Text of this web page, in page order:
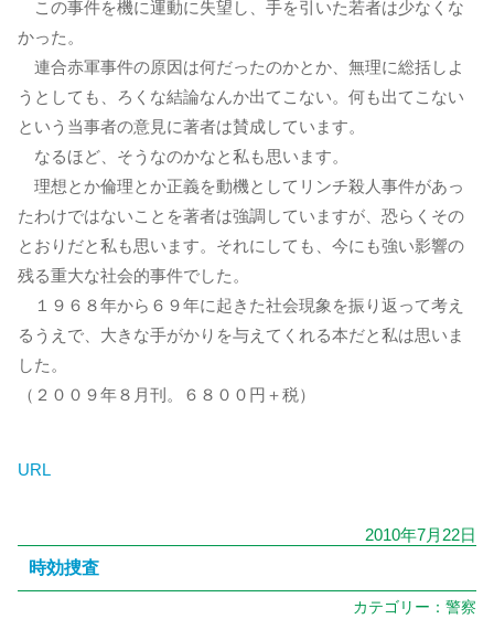
この事件を機に運動に失望し、手を引いた若者は少なくな
かった。
連合赤軍事件の原因は何だったのかとか、無理に総括しよ
うとしても、ろくな結論なんか出てこない。何も出てこない
という当事者の意見に著者は賛成しています。
なるほど、そうなのかなと私も思います。
理想とか倫理とか正義を動機としてリンチ殺人事件があっ
たわけではないことを著者は強調していますが、恐らくその
とおりだと私も思います。それにしても、今にも強い影響の
残る重大な社会的事件でした。
１９６８年から６９年に起きた社会現象を振り返って考え
るうえで、大きな手がかりを与えてくれる本だと私は思いま
した。
（２００９年８月刊。６８００円＋税）
URL
2010年7月22日
時効捜査
カテゴリー： 警察